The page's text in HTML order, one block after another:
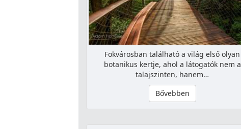
Fokvárosban található a világ első olyan
botanikus kertje, ahol a látogatók nem a
talajszinten, hanem…
Bővebben